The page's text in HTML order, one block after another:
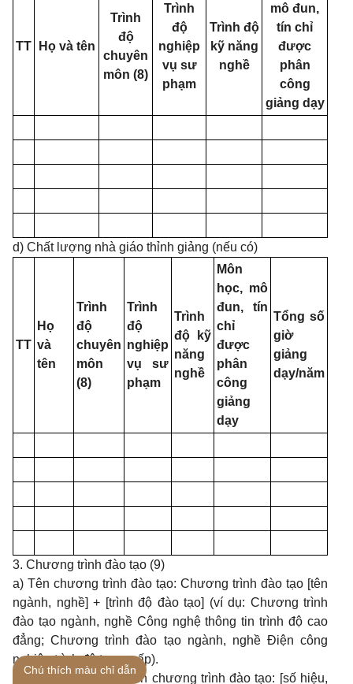
TT Họ và tên
Trình
độ
chuyên
môn (8)
Trình
độ
nghiệp
vụ sư
phạm
Trình độ
kỹ năng
nghề
mô đun,
tín chỉ
được
phân
công
giảng dạy
d) Chất lượng nhà giáo thỉnh giảng (nếu có)
TT
Họ
và
tên
Trình
độ
chuyên
môn
(8)
Trình
độ
nghiệp
vụ sư
phạm
Trình
độ kỹ
năng
nghề
Môn
học, mô
đun, tín
chỉ
được
phân
công
giảng
dạy
Tổng số
giờ
giảng
dạy/năm
3. Chương trình đào tạo (9)
a) Tên chương trình đào tạo: Chương trình đào tạo [tên
ngành, nghề] + [trình độ đào tạo] (ví dụ: Chương trình
đào tạo ngành, nghề Công nghệ thông tin trình độ cao
đẳng; Chương trình đào tạo ngành, nghề Điện công
nghiệp trình độ trung cấp).
b) Quyết định ban hành chương trình đào tạo: [số hiệu,
Chú thích màu chỉ dẫn